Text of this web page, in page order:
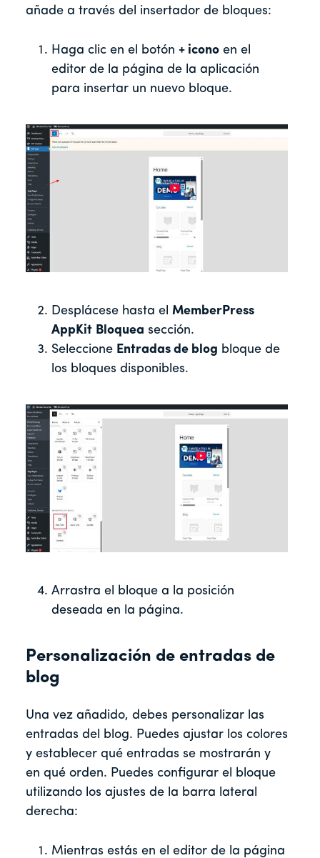
añade a través del insertador de bloques:
Haga clic en el botón + icono en el
editor de la página de la aplicación
para insertar un nuevo bloque.
Desplácese hasta el MemberPress
AppKit Bloquea sección.
Seleccione Entradas de blog bloque de
los bloques disponibles.
Arrastra el bloque a la posición
deseada en la página.
Personalización de entradas de
blog
Una vez añadido, debes personalizar las
entradas del blog. Puedes ajustar los colores
y establecer qué entradas se mostrarán y
en qué orden. Puedes configurar el bloque
utilizando los ajustes de la barra lateral
derecha:
Mientras estás en el editor de la página